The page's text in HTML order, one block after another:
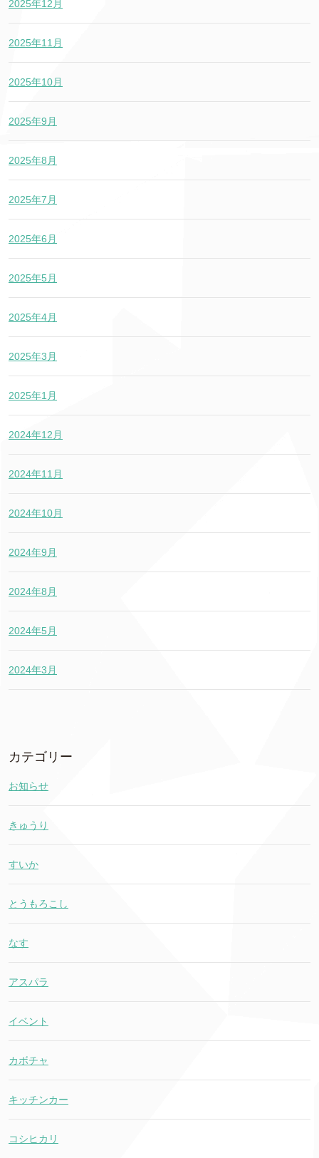
2025年12月
2025年11月
2025年10月
2025年9月
2025年8月
2025年7月
2025年6月
2025年5月
2025年4月
2025年3月
2025年1月
2024年12月
2024年11月
2024年10月
2024年9月
2024年8月
2024年5月
2024年3月
カテゴリー
お知らせ
きゅうり
すいか
とうもろこし
なす
アスパラ
イベント
カボチャ
キッチンカー
コシヒカリ